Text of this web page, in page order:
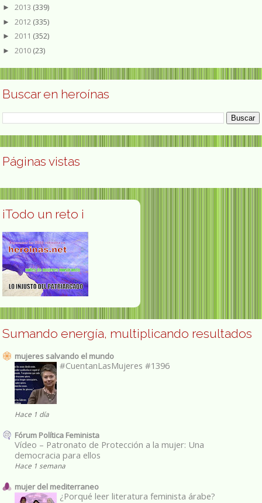
► 2013 (339)
► 2012 (335)
► 2011 (352)
► 2010 (23)
Buscar en heroínas
Páginas vistas
¡Todo un reto ¡
Sumando energía, multiplicando resultados
mujeres salvando el mundo
#CuentanLasMujeres #1396
Hace 1 día
Fórum Política Feminista
Vídeo – Patronato de Protección a la mujer: Una
democracia para ellos
Hace 1 semana
mujer del mediterraneo
¿Porqué leer literatura feminista árabe?